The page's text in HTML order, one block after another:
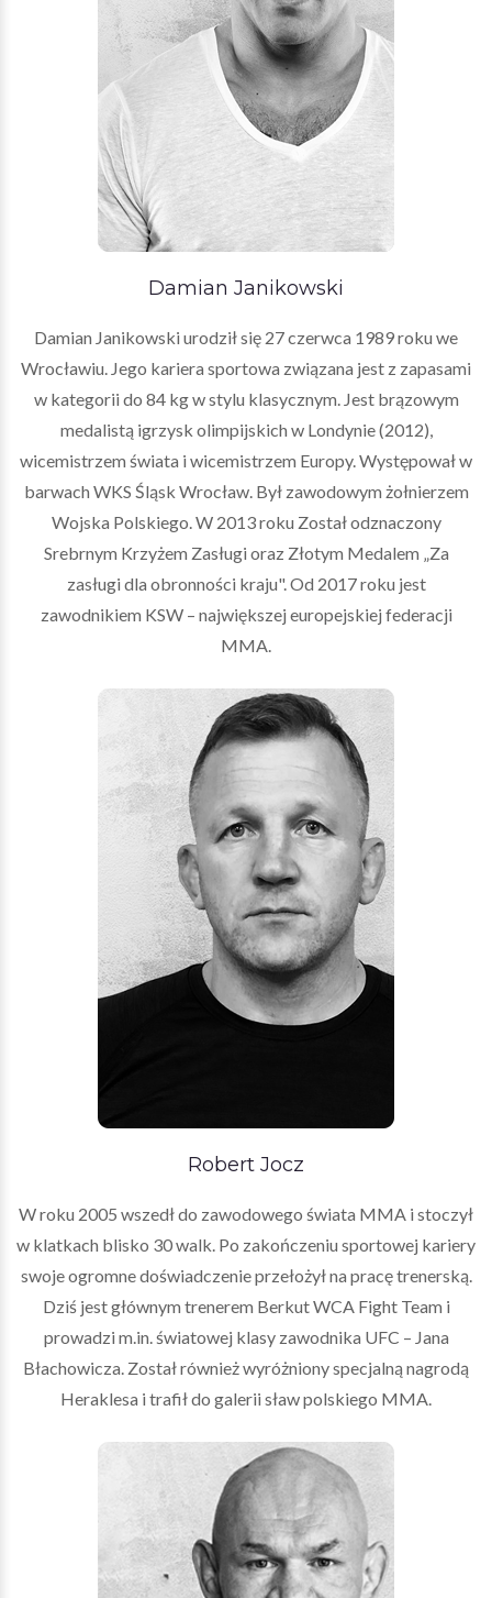
Damian Janikowski
Damian Janikowski urodził się 27 czerwca 1989 roku we
Wrocławiu. Jego kariera sportowa związana jest z zapasami
w kategorii do 84 kg w stylu klasycznym. Jest brązowym
medalistą igrzysk olimpijskich w Londynie (2012),
wicemistrzem świata i wicemistrzem Europy. Występował w
barwach WKS Śląsk Wrocław. Był zawodowym żołnierzem
Wojska Polskiego. W 2013 roku Został odznaczony
Srebrnym Krzyżem Zasługi oraz Złotym Medalem „Za
zasługi dla obronności kraju". Od 2017 roku jest
zawodnikiem KSW – największej europejskiej federacji
MMA.
Robert Jocz
W roku 2005 wszedł do zawodowego świata MMA i stoczył
w klatkach blisko 30 walk. Po zakończeniu sportowej kariery
swoje ogromne doświadczenie przełożył na pracę trenerską.
Dziś jest głównym trenerem Berkut WCA Fight Team i
prowadzi m.in. światowej klasy zawodnika UFC – Jana
Błachowicza. Został również wyróżniony specjalną nagrodą
Heraklesa i trafił do galerii sław polskiego MMA.